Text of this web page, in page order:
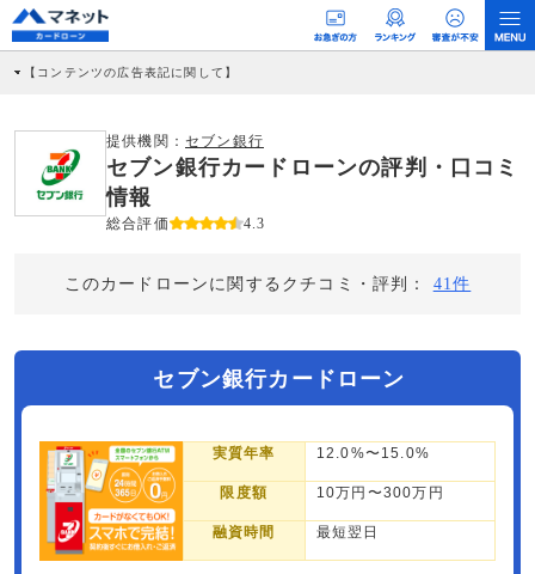
【コンテンツの広告表記に関して】
社に対して企業から紹介報酬が支払われるという収益モデルです。 ただし、特定の
商品を根拠なくPRするものではなく、当編集部の調査／ユーザーへの口コミ収集な
どに基づき、公平性を担保した情報提供を行っています。
>提携企業一覧
提供機関： セブン銀行
セブン銀行カードローンの評判・口コミ
情報
総合評価 4.3
このカードローンに関するクチコミ・評判： 41件
セブン銀行カードローン
実質年率 12.0%〜15.0%
限度額 10万円〜300万円
融資時間 最短翌日